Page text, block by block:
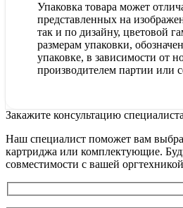
Упаковка товара может
представленных на
так и по дизайну, цветовой
размерам упаковки,
упаковке, в зависимости от
производителем партии или
Закажите консультацию специалиста
Наш специалист поможет вам
картриджа или комплектующие.
совместимости с вашей